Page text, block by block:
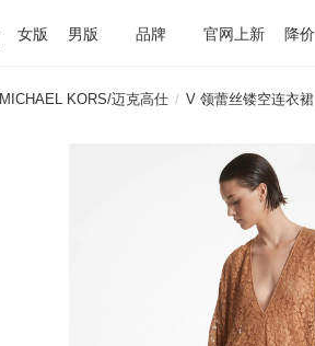
女版 男版 品牌 官网上新 降价
MICHAEL KORS/迈克高仕 / V 领蕾丝镂空连衣裙